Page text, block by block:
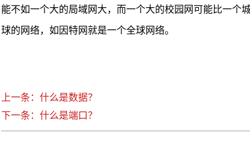
能不如一个大的局域网大，而一个大的校园网可能比一个
球的网络，如因特网就是一个全球网络。
上一条：什么是数据？
下一条：什么是端口？